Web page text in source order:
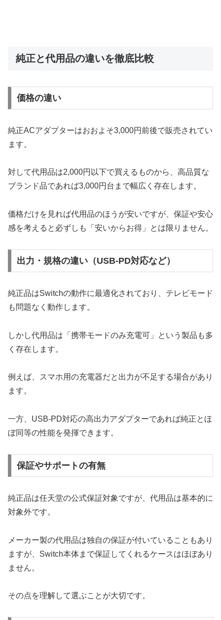
純正と代用品の違いを徹底比較
価格の違い
純正ACアダプターはおおよそ3,000円前後で販売されてい
ます。
対して代用品は2,000円以下で買えるものから、高品質な
ブランド品であれば3,000円台まで幅広く存在します。
価格だけを見れば代用品のほうが安いですが、保証や安心
感を考えると必ずしも「安いからお得」とは限りません。
出力・規格の違い（USB-PD対応など）
純正品はSwitchの動作に最適化されており、テレビモード
も問題なく動作します。
しかし代用品は「携帯モードのみ充電可」という製品も多
く存在します。
例えば、スマホ用の充電器だと出力が不足する場合があり
ます。
一方、USB-PD対応の高出力アダプターであれば純正とほ
ぼ同等の性能を発揮できます。
保証やサポートの有無
純正品は任天堂の公式保証対象ですが、代用品は基本的に
対象外です。
メーカー製の代用品は独自の保証が付いていることもあり
ますが、Switch本体まで保証してくれるケースはほぼあり
ません。
その点を理解して選ぶことが大切です。